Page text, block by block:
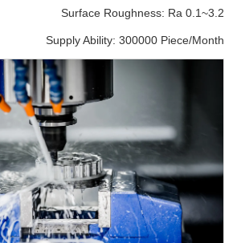
Surface Roughness: Ra 0.1~3.2
Supply Ability: 300000 Piece/Month